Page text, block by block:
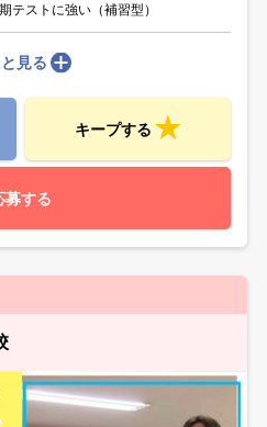
テストに強い（補習型）
見る
キープする
募する